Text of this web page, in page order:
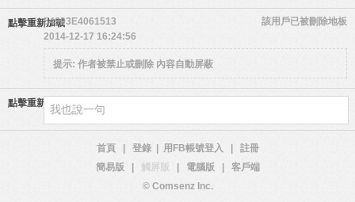
點擊重新加載 地板
54903E4061513
該用戶已被刪除
2014-12-17 16:24:56
提示: 作者被禁止或刪除 內容自動屏蔽
點擊重新加載
首頁 登錄 用FB帳號登入
註冊
簡易版
觸屏版 電腦版
客戶端
© Comsenz Inc.